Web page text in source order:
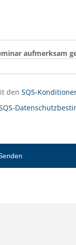
aufmerksam
den SQS-